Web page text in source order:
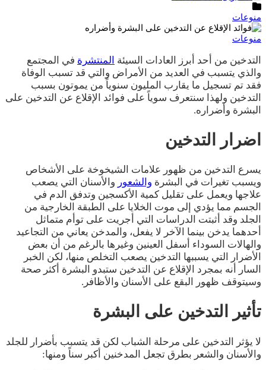
النشر
التصنيفات
منوعات
منوعات
التدخين من أحد أبرز العادات السيئة المنتشرة في المجتمع
والذي يتسبب في العديد من الأمراض والتي قد تسبب الوفاة
فقد تم تسجيل ما يقارب المليون سنوياً من يموتون بسبب
التدخين ولهذا سنتعرف سوياً على فوائد الإقلاع عن التدخين على
البشرة وأضراره.
اضرار التدخين
يسرع التدخين من ظهور علامات الشيخوخة على الأشخاص
ويسبب تغيرات في البشرة والشعور والأسنان التي يصعب
علاجها ويعمل على تقليل كمية الأكسجين وتدفق الدم في
الجسم مما يؤدي إلى موت الخلايا على الطبقة الخارجية من
الجلد وقد أثبتت الدراسات التي أجريت على توأم متماثل
أحدهما يدخن بينما الآخر لا يفعل، والمدخن يعاني من التجاعيد
والهالات السوداء أسفل العينين وغيرها بالرغم من أن بعض
الأضرار التي يسببها التدخين يصعب التخلص منها، لكن الخبر
السار أنه بمجرد الإقلاع عن التدخين ستبدو البشرة أكثر صحة
وسيتوقف ظهور البقع على الأسنان والأظافر.
تأثير التدخين على البشرة
لا يؤثر التدخين على مرحلة الشباب لكن قد يتسبب بأضرار للجلد
والأسنان والشعر بطرق تجعل المدخنين أكبر سناً ومنها: